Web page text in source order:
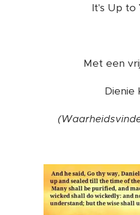
It's Up to
Met een
Dienie